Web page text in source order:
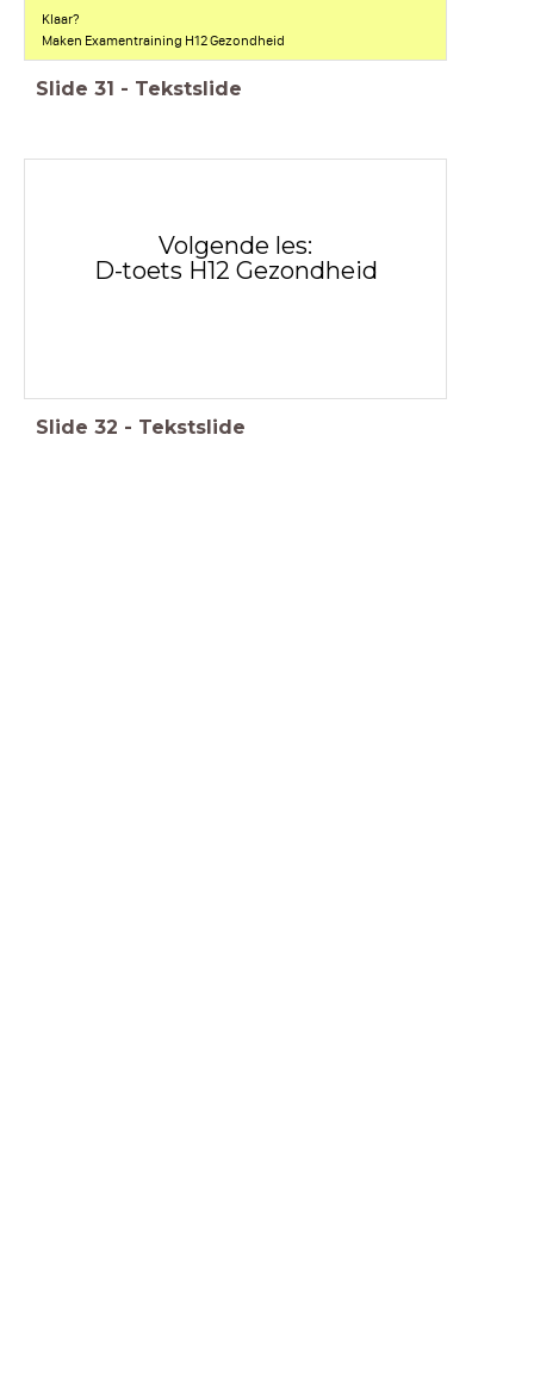
Klaar?
Maken Examentraining H12 Gezondheid
Slide 31 - Tekstslide
Volgende les:
D-toets H12 Gezondheid
Slide 32 - Tekstslide